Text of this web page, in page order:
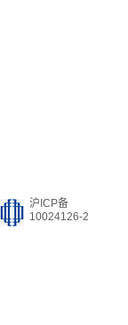
沪ICP备
10024126-2